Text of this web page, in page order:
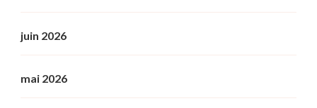
juin 2026
mai 2026